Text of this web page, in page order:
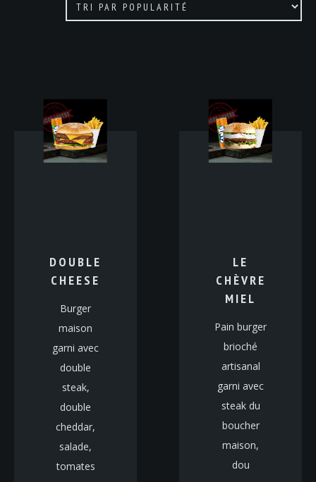
DOUBLE
CHEESE
Burger
maison
garni avec
double
steak,
double
cheddar,
salade,
tomates
LE
CHÈVRE
MIEL
Pain burger
brioché
artisanal
garni avec
steak du
boucher
maison,
dou